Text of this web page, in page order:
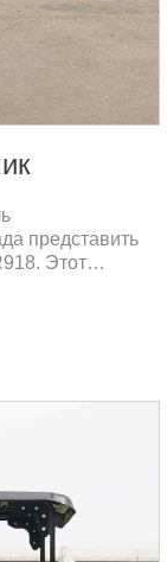
представить
Этот
работ.